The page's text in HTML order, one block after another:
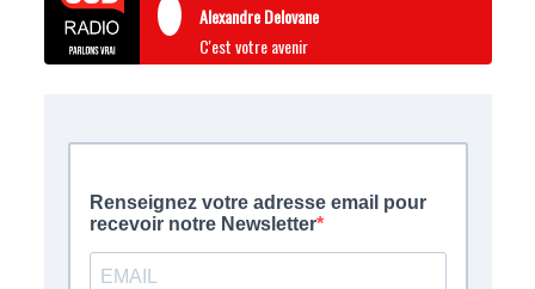
Alexandre Delovane
C'est votre avenir